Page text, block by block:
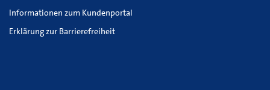
Informationen zum Kundenportal
Erklärung zur Barrierefreiheit